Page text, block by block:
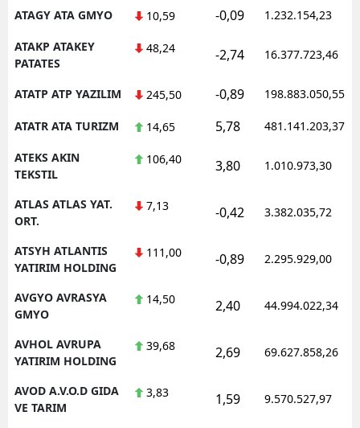
ATAGY ATA GMYO 10,59 -0,09 1.232.154,23
ATAKP ATAKEY
PATATES
48,24 -2,74 16.377.723,46
ATATP ATP YAZILIM 245,50 -0,89 198.883.050,55
ATATR ATA TURIZM 14,65 5,78 481.141.203,37
ATEKS AKIN
TEKSTIL
106,40 3,80 1.010.973,30
ATLAS ATLAS YAT.
ORT.
7,13 -0,42 3.382.035,72
ATSYH ATLANTIS
YATIRIM HOLDING
111,00 -0,89 2.295.929,00
AVGYO AVRASYA
GMYO
14,50 2,40 44.994.022,34
AVHOL AVRUPA
YATIRIM HOLDING
39,68 2,69 69.627.858,26
AVOD A.V.O.D GIDA
VE TARIM
3,83 1,59 9.570.527,97